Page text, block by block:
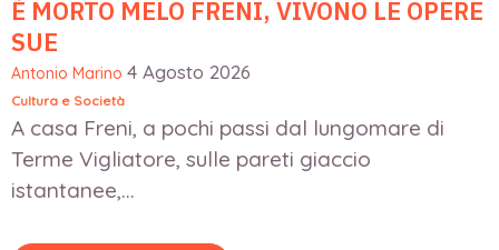
È MORTO MELO FRENI, VIVONO LE OPERE
SUE
Antonio Marino 4 Agosto 2026
Cultura e Società
A casa Freni, a pochi passi dal lungomare di
Terme Vigliatore, sulle pareti giaccio
istantanee,...